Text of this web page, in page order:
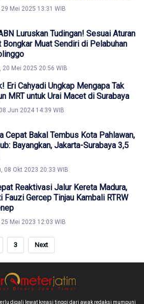
29 Mei 2025 13:31 WIB
Luruskan Tudingan! Sesuai Aturan
Bongkar Muat Sendiri di Pelabuhan
20 Mei 2025 20:56 WIB
Eri Cahyadi Ungkap Mengapa Tak
MRT untuk Urai Macet di Surabaya
Jun 2024 14:39 WIB
Cepat Bakal Tembus Kota Pahlawan,
Bayangkan, Jakarta-Surabaya 3,5
08 Okt 2023 20:33 WIB
Reaktivasi Jalur Kereta Madura,
Fauzi Gercep Tinjau Kambali RTRW
25 Mei 2023 12:03 WIB
3 Next
digali lewat kreasi tinggi dari awak redaksi mumpuni